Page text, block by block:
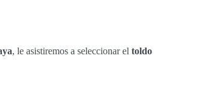
, le asistiremos a seleccionar el toldo